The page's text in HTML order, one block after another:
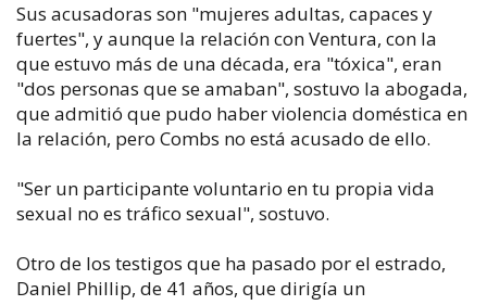
Sus acusadoras son "mujeres adultas, capaces y
fuertes", y aunque la relación con Ventura, con la
que estuvo más de una década, era "tóxica", eran
"dos personas que se amaban", sostuvo la abogada,
que admitió que pudo haber violencia doméstica en
la relación, pero Combs no está acusado de ello.
"Ser un participante voluntario en tu propia vida
sexual no es tráfico sexual", sostuvo.
Otro de los testigos que ha pasado por el estrado,
Daniel Phillip, de 41 años, que dirigía un